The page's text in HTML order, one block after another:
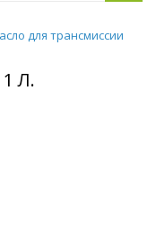
для трансмиссии
1 Л.